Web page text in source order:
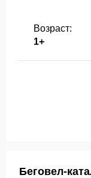
Возраст:
1+
Беговел-